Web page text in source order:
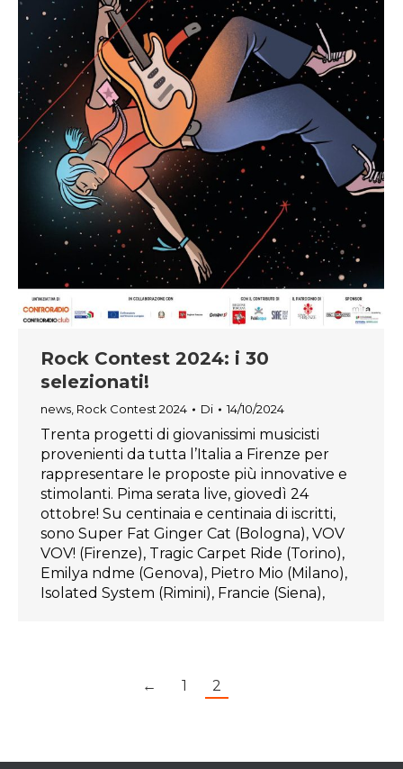
Rock Contest 2024: i 30
selezionati!
news, Rock Contest 2024 Di 14/10/2024
Trenta progetti di giovanissimi musicisti
provenienti da tutta l’Italia a Firenze per
rappresentare le proposte più innovative e
stimolanti. Pima serata live, giovedì 24
ottobre! Su centinaia e centinaia di iscritti,
sono Super Fat Ginger Cat (Bologna), VOV
VOV! (Firenze), Tragic Carpet Ride (Torino),
Emilya ndme (Genova), Pietro Mio (Milano),
Isolated System (Rimini), Francie (Siena),
← 1 2